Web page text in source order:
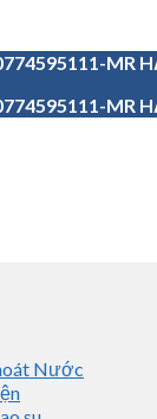
MR
MR
Nước